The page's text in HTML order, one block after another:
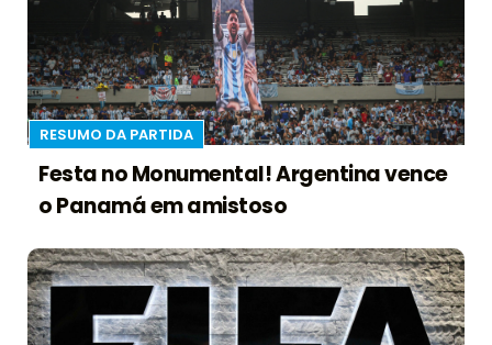
RESUMO DA PARTIDA
Festa no Monumental! Argentina vence
o Panamá em amistoso